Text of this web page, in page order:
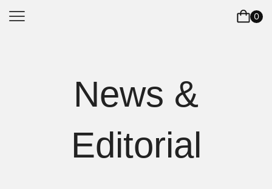
0
News &
Editorial